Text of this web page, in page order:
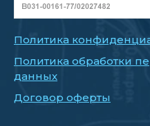
Политика
Политика обработки
данных
Договор оферты